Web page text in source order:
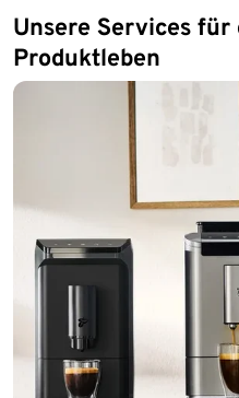
Unsere Services für
Produktleben